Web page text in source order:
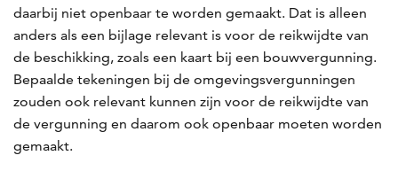
daarbij niet openbaar te worden gemaakt. Dat is alleen
anders als een bijlage relevant is voor de reikwijdte van
de beschikking, zoals een kaart bij een bouwvergunning.
Bepaalde tekeningen bij de omgevingsvergunningen
zouden ook relevant kunnen zijn voor de reikwijdte van
de vergunning en daarom ook openbaar moeten worden
gemaakt.